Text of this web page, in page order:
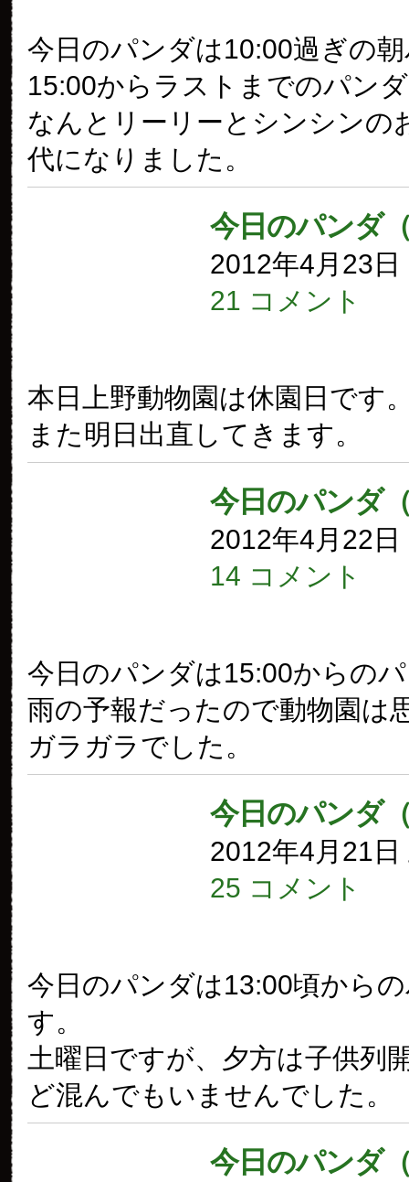
今日のパンダは10:00過ぎの
15:00からラストまでのパン
なんとリーリーとシンシンの
代になりました。
今日のパンダ
2012年4月23日
21 コメント
本日上野動物園は休園日です
また明日出直してきます。
今日のパンダ
2012年4月22日
14 コメント
今日のパンダは15:00からの
雨の予報だったので動物園は
ガラガラでした。
今日のパンダ
2012年4月21日
25 コメント
今日のパンダは13:00頃から
す。
土曜日ですが、夕方は子供列
ど混んでもいませんでした。
今日のパンダ